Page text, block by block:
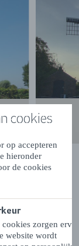
cookies
op accepteren
hieronder
de cookies
cookies zorgen
website wordt